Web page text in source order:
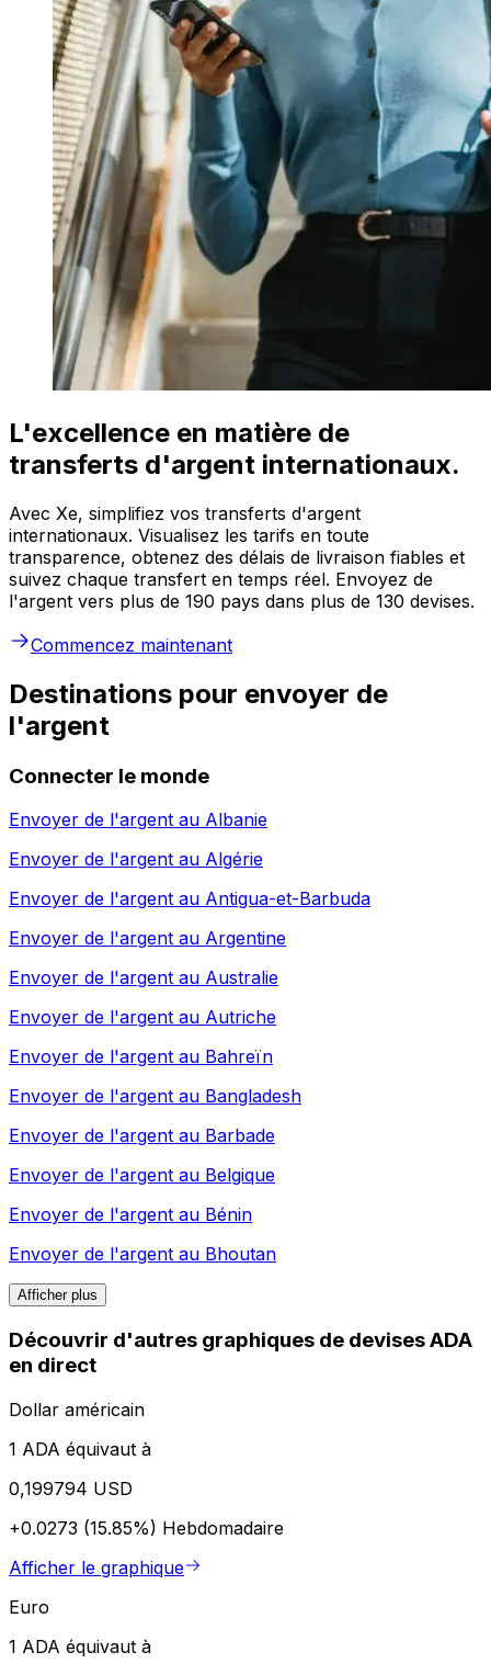
L'excellence en matière de
transferts d'argent internationaux.
Avec Xe, simplifiez vos transferts d'argent
internationaux. Visualisez les tarifs en toute
transparence, obtenez des délais de livraison fiables et
suivez chaque transfert en temps réel. Envoyez de
l'argent vers plus de 190 pays dans plus de 130 devises.
Commencez maintenant
Destinations pour envoyer de
l'argent
Connecter le monde
Envoyer de l'argent au Albanie
Envoyer de l'argent au Algérie
Envoyer de l'argent au Antigua-et-Barbuda
Envoyer de l'argent au Argentine
Envoyer de l'argent au Australie
Envoyer de l'argent au Autriche
Envoyer de l'argent au Bahreïn
Envoyer de l'argent au Bangladesh
Envoyer de l'argent au Barbade
Envoyer de l'argent au Belgique
Envoyer de l'argent au Bénin
Envoyer de l'argent au Bhoutan
Afficher plus
Découvrir d'autres graphiques de devises ADA
en direct
Dollar américain
1 ADA équivaut à
0,199794 USD
+0.0273 (15.85%) Hebdomadaire
Afficher le graphique
Euro
1 ADA équivaut à